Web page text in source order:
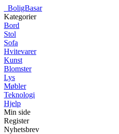
BoligBasar
Kategorier
Bord
Stol
Sofa
Hvitevarer
Kunst
Blomster
Lys
Møbler
Teknologi
Hjelp
Min side
Register
Nyhetsbrev